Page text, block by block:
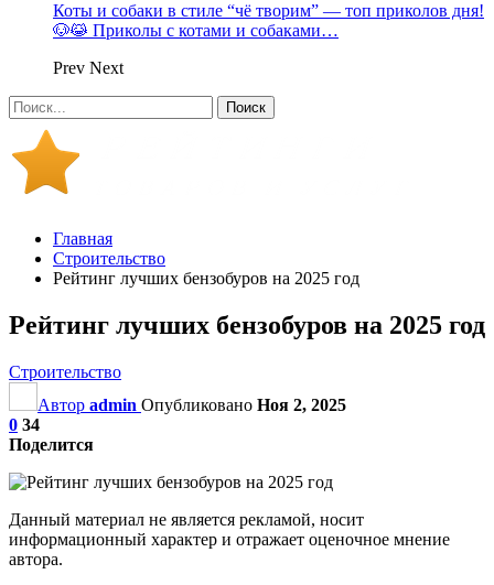
Коты и собаки в стиле “чё творим” — топ приколов дня!
🐶😹 Приколы с котами и собаками…
Prev Next
Главная
Строительство
Рейтинг лучших бензобуров на 2025 год
Рейтинг лучших бензобуров на 2025 год
Строительство
Автор admin Опубликовано Ноя 2, 2025
0 34
Поделится
Данный материал не является рекламой, носит
информационный характер и отражает оценочное мнение
автора.